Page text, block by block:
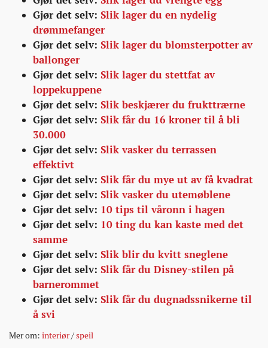
Gjør det selv: Slik lager du en nydelig
drømmefanger
Gjør det selv: Slik lager du blomsterpotter av
ballonger
Gjør det selv: Slik lager du stettfat av
loppekuppene
Gjør det selv: Slik beskjærer du frukttrærne
Gjør det selv: Slik får du 16 kroner til å bli
30.000
Gjør det selv: Slik vasker du terrassen
effektivt
Gjør det selv: Slik får du mye ut av få kvadrat
Gjør det selv: Slik vasker du utemøblene
Gjør det selv: 10 tips til våronn i hagen
Gjør det selv: 10 ting du kan kaste med det
samme
Gjør det selv: Slik blir du kvitt sneglene
Gjør det selv: Slik får du Disney-stilen på
barnerommet
Gjør det selv: Slik får du dugnadssnikerne til
å svi
Mer om: interiør/speil